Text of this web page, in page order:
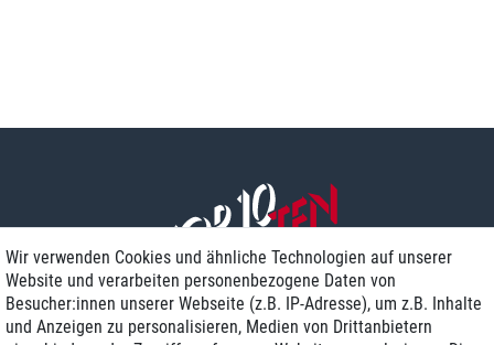
Wir verwenden Cookies und ähnliche Technologien auf unserer
Website und verarbeiten personenbezogene Daten von
Besucher:innen unserer Webseite (z.B. IP-Adresse), um z.B. Inhalte
und Anzeigen zu personalisieren, Medien von Drittanbietern